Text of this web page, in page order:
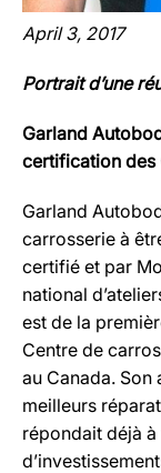
April 3, 2017
Portrait d’une
Garland
certification des
Garland
carrosserie à
certifié et par
national
est de la
Centre de
au Canada. Son
meilleurs
répondait déjà